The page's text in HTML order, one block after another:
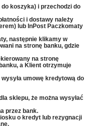
koszyka) i przechodzi do
i dostawy należy
lub InPost Paczkomaty
następnie klikamy w
na stronę banku, gdzie
na stronę
a Klient otrzymuje
umowę kredytową do
sklepu, że można wysyłać
przez bank.
o kredyt lub rezygnacji